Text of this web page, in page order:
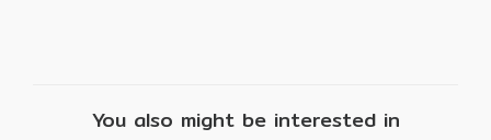
You also might be interested in